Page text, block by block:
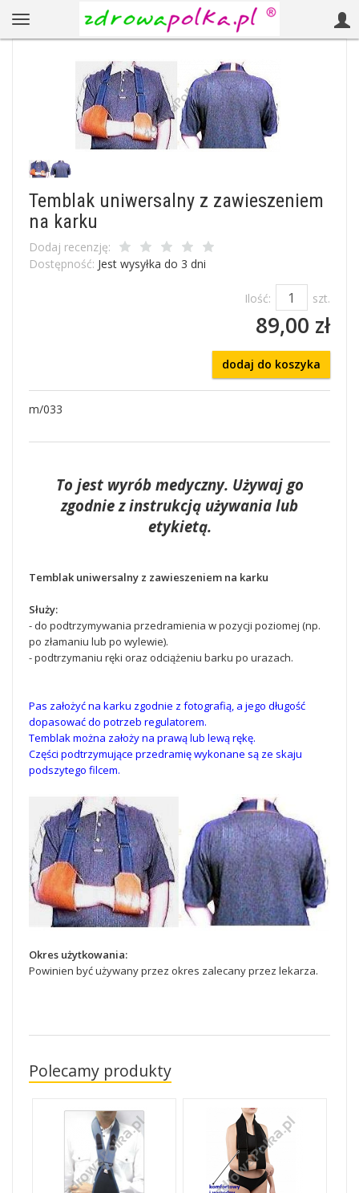
Temblak uniwersalny z zawieszeniem
na karku
Dodaj recenzję:
Dostępność: Jest wysyłka do 3 dni
Ilość: szt.
89,00 zł
dodaj do koszyka
m/033
To jest wyrób medyczny. Używaj go
zgodnie z instrukcją używania lub
etykietą.
Temblak uniwersalny z zawieszeniem na karku
Służy:
- do podtrzymywania przedramienia w pozycji poziomej (np.
po złamaniu lub po wylewie).
- podtrzymaniu ręki oraz odciążeniu barku po urazach.
Pas założyć na karku zgodnie z fotografią, a jego długość
dopasować do potrzeb regulatorem.
Temblak można założy na prawą lub lewą rękę.
Części podtrzymujące przedramię wykonane są ze skaju
podszytego filcem.
Okres użytkowania:
Powinien być używany przez okres zalecany przez lekarza.
Polecamy produkty